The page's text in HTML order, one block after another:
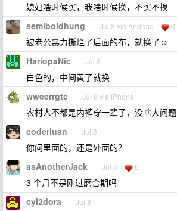
媳妇啥时候买，我啥时候换，不买不换
semiboldhung Jul 8 via Android 3
被老公暴力撕烂了后面的布，就换了☺️
HariopaNic Jul 8
白色的，中间黄了就换
wweerrgtc Jul 8 via iPhone
农村人不都是内裤穿一辈子，没啥大问题
coderluan Jul 8
你问里面的，还是外面的？
asAnotherJack Jul 8 8
3 个月不是刚过磨合期吗
cyl2dora Jul 8